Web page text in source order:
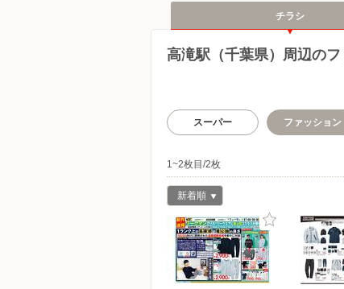
チラシ
高滝駅（千葉県）周辺の
スーパー ファッション
1~2枚目/2枚
新着順